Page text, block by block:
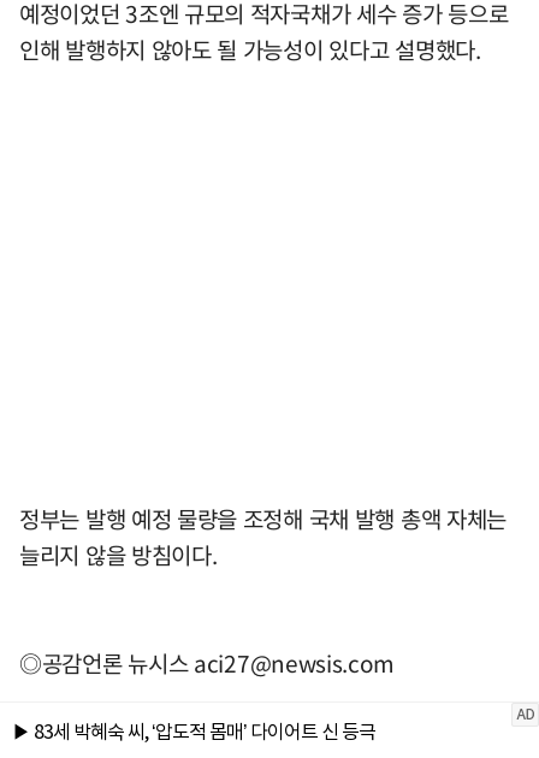
예정이었던 3조엔 규모의 적자국채가 세수 증가 등으로
인해 발행하지 않아도 될 가능성이 있다고 설명했다.
정부는 발행 예정 물량을 조정해 국채 발행 총액 자체는
늘리지 않을 방침이다.
◎공감언론 뉴시스aci27@newsis.com